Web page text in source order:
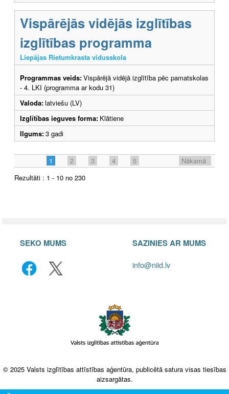
Vispārējās vidējās izglītības
izglītības programma
Liepājas Rietumkrasta vidusskola
Programmas veids:Vispārējā vidējā izglītība pēc pamatskolas
- 4. LKI (programma ar kodu 31)
Valoda:latviešu (LV)
Izglītības ieguves forma: Klātiene
Ilgums:3 gadi
1 2 3 4 5
Nākamā
Rezultāti : 1 - 10 no 230
SEKO MUMS SAZINIES AR MUMS
info@niid.lv
© 2025 Valsts izglītības attīstības aģentūra, publicētā satura visas tiesības
aizsargātas.